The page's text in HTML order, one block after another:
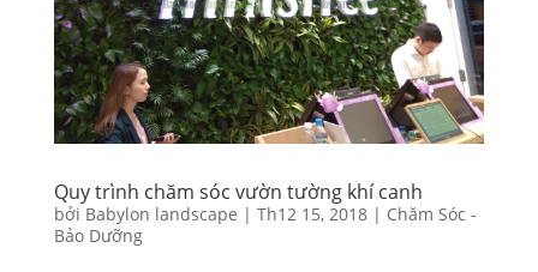
Quy trình chăm sóc vườn tường khí canh
bởi Babylon landscape | Th12 15, 2018| Chăm Sóc -
Bảo Dưỡng